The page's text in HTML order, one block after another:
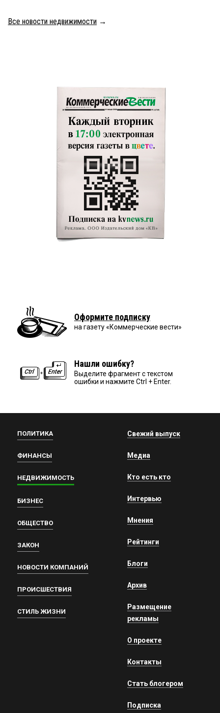
Все новости недвижимости →
Оформите подписку
на газету «Коммерческие вести»
Нашли ошибку?
Выделите фрагмент с текстом
ошибки и нажмите Ctrl + Enter.
ПОЛИТИКА
ФИНАНСЫ
НЕДВИЖИМОСТЬ
БИЗНЕС
ОБЩЕСТВО
ЗАКОН
НОВОСТИ КОМПАНИЙ
ПРОИСШЕСТВИЯ
СТИЛЬ ЖИЗНИ
Свежий выпуск
Медиа
Кто есть кто
Интервью
Мнения
Рейтинги
Блоги
Архив
Размещение
рекламы
О проекте
Контакты
Стать блогером
Подписка